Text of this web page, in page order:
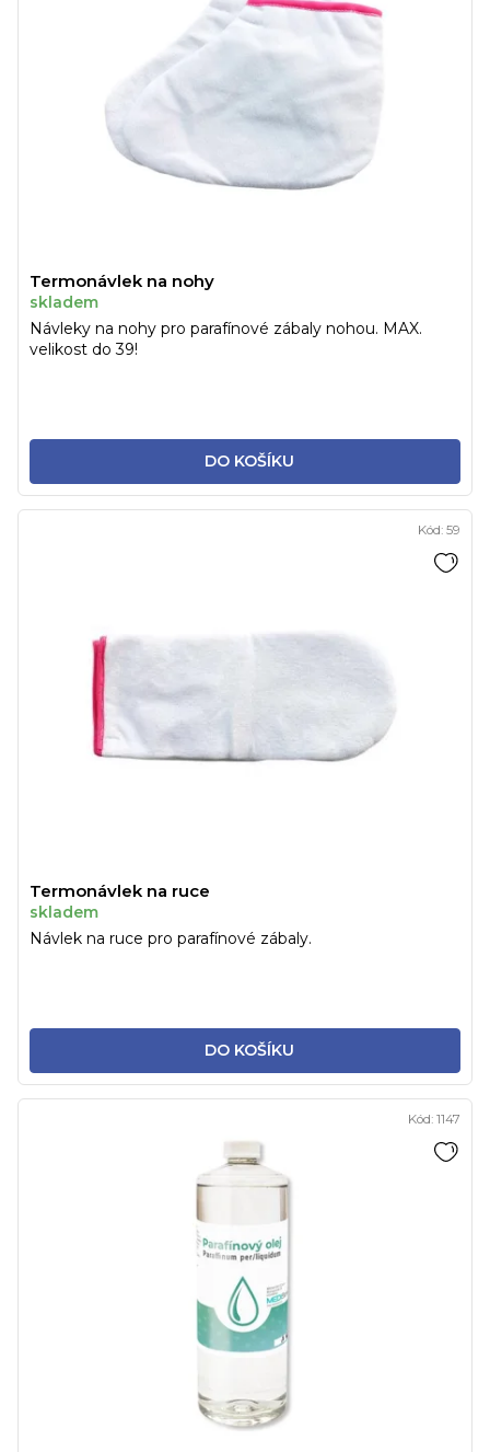
Termonávlek na nohy
skladem
DO KOŠÍKU
Návleky na nohy pro parafínové zábaly nohou. MAX.
velikost do 39!
Termonávlek na ruce
skladem
DO KOŠÍKU
Návlek na ruce pro parafínové zábaly.
Kód: 59
Kód: 1147